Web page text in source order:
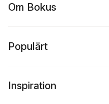
Om Bokus
Populärt
Inspiration